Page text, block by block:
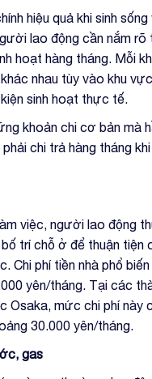
hiệu quả khi sinh sống
lao động cần nắm rõ
hoạt hàng tháng. Mỗi
nhau tùy vào khu
sinh hoạt thực tế.
khoản chi cơ bản mà
chi trả hàng tháng
việc, người lao động
trí chỗ ở để thuận tiện
Chi phí tiền nhà phổ
yên/tháng. Tại các
Osaka, mức chi phí này
30.000 yên/tháng.
gas